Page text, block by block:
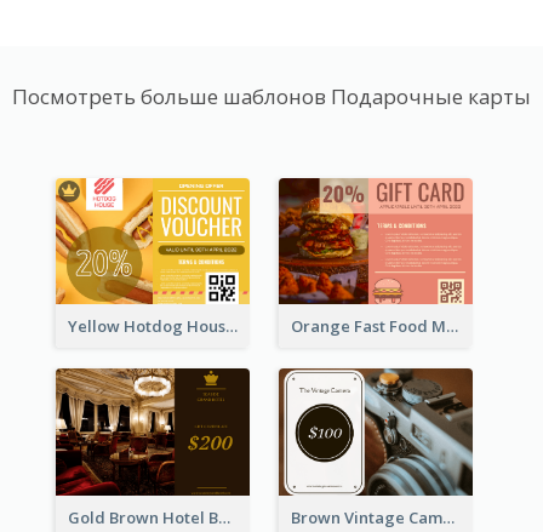
Посмотреть больше шаблонов Подарочные карты
Yellow Hotdog House Sales Gift Card Orange Fast Food Meal Discount Coupon Design
Gold Brown Hotel Booking Gift Card Brown Vintage Camera Sale Gift Card